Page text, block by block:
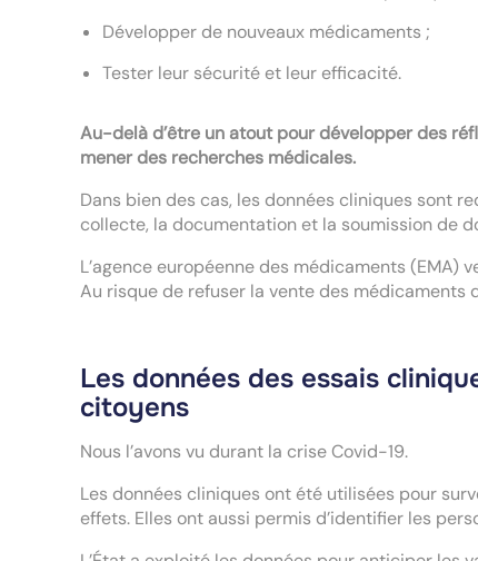
Développer de nouveaux médicaments ;
Tester leur sécurité et leur efficacité.
Au-delà d’être un atout pour développer des
mener des recherches médicales.
Dans bien des cas, les données cliniques sont
collecte, la documentation et la soumission de
L’agence européenne des médicaments
Au risque de refuser la vente des médicaments
Les données des essais
citoyens
Nous l’avons vu durant la crise Covid-19.
Les données cliniques ont été utilisées pour
effets. Elles ont aussi permis d’identifier les